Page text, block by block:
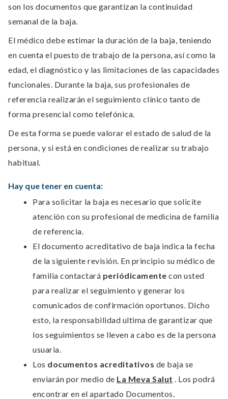
son los documentos que garantizan la continuidad
semanal de la baja.
El médico debe estimar la duración de la baja, teniendo
en cuenta el puesto de trabajo de la persona, así como la
edad, el diagnóstico y las limitaciones de las capacidades
funcionales. Durante la baja, sus profesionales de
referencia realizarán el seguimiento clínico tanto de
forma presencial como telefónica.
De esta forma se puede valorar el estado de salud de la
persona, y si está en condiciones de realizar su trabajo
habitual.
Hay que tener en cuenta:
Para solicitar la baja es necesario que solicite
atención con su profesional de medicina de familia
de referencia.
El documento acreditativo de baja indica la fecha
de la siguiente revisión. En principio su médico de
familia contactará periódicamente con usted
para realizar el seguimiento y generar los
comunicados de confirmación oportunos. Dicho
esto, la responsabilidad ultima de garantizar que
los seguimientos se lleven a cabo es de la persona
usuaria.
Los documentos acreditativos de baja se
enviarán por medio de La Meva Salut . Los podrá
encontrar en el apartado Documentos.